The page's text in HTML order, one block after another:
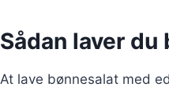
Sådan laver
At lave bønnesalat med